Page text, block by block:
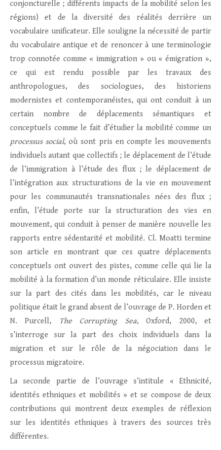
conjoncturelle ; différents impacts de la mobilité selon les
régions) et de la diversité des réalités derrière un
vocabulaire unificateur. Elle souligne la nécessité de partir
du vocabulaire antique et de renoncer à une terminologie
trop connotée comme « immigration » ou « émigration »,
ce qui est rendu possible par les travaux des
anthropologues, des sociologues, des historiens
modernistes et contemporanéistes, qui ont conduit à un
certain nombre de déplacements sémantiques et
conceptuels comme le fait d’étudier la mobilité comme un
processus social, où sont pris en compte les mouvements
individuels autant que collectifs ; le déplacement de l’étude
de l’immigration à l’étude des flux ; le déplacement de
l’intégration aux structurations de la vie en mouvement
pour les communautés transnationales nées des flux ;
enfin, l’étude porte sur la structuration des vies en
mouvement, qui conduit à penser de manière nouvelle les
rapports entre sédentarité et mobilité. Cl. Moatti termine
son article en montrant que ces quatre déplacements
conceptuels ont ouvert des pistes, comme celle qui lie la
mobilité à la formation d’un monde réticulaire. Elle insiste
sur la part des cités dans les mobilités, car le niveau
politique était le grand absent de l’ouvrage de P. Horden et
N. Purcell,
The Corrupting Sea, Oxford, 2000, et
s’interroge sur la part des choix individuels dans la
migration et sur le rôle de la négociation dans le
processus migratoire.
La seconde partie de l’ouvrage s’intitule « Ethnicité,
identités ethniques et mobilités » et se compose de deux
contributions qui montrent deux exemples de réflexion
sur les identités ethniques à travers des sources très
différentes.